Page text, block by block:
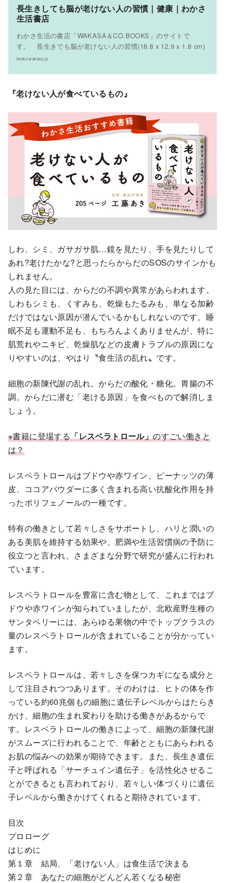
長生きしても脳が老けない人の習慣｜健康｜わかさ
生活書店
わかさ生活の書店「WAKASA＆CO.BOOKS」のサイトで
す。 長生きでも脳が老けない人の習慣(18.8 x 12.9 x 1.8 cm)
books.wakasa.jp
『老けない人が食べているもの』
しわ、シミ、ガサガサ肌…鏡を見たり、手を見たりして
あれ?老けたかな?と思ったらからだのSOSのサインかも
しれません。
人の見た目には、からだの不調や異常があらわれます。
しわもシミも、くすみも、乾燥もたるみも、単なる加齢
だけではない原因が潜んでいるかもしれないのです。睡
眠不足も運動不足も、もちろんよくありませんが、特に
肌荒れやニキビ、乾燥肌などの皮膚トラブルの原因にな
りやすいのは、やはり〝食生活の乱れ〟です。
細胞の新陳代謝の乱れ。からだの酸化・糖化。胃腸の不
調。からだに潜む「老ける原因」を食べもので解消しま
しょう。
※書籍に登場する 「レスベラトロール」のすごい働きと
は？
レスベラトロールはブドウや赤ワイン、ピーナッツの薄
皮、ココアパウダーに多く含まれる高い抗酸化作用を持
ったポリフェノールの一種です。
特有の働きとして若々しさをサポートし、ハリと潤いの
ある美肌を維持する効果や、肥満や生活習慣病の予防に
役立つと言われ、さまざまな分野で研究が盛んに行われ
ています。
レスベラトロールを豊富に含む物として、これまではブ
ドウや赤ワインが知られていましたが、北欧産野生種の
サンタベリーには、あらゆる果物の中でトップクラスの
量のレスベラトロールが含まれていることが分かってい
ます。
レスベラトロールは、若々しさを保つカギになる成分と
して注目されつつあります。そのわけは、ヒトの体を作
っている約60兆個もの細胞に遺伝子レベルからはたらき
かけ、細胞の生まれ変わりを助ける働きがあるからで
す。レスベラトロールの働きによって、細胞の新陳代謝
がスムーズに行われることで、年齢とともにあらわれる
お肌の悩みへの効果が期待できます。また、長生き遺伝
子と呼ばれる「サーチュイン遺伝子」を活性化させるこ
とができるとも言われており、若々しい体づくりに遺伝
子レベルから働きかけてくれると期待されています。
目次
プロローグ
はじめに
第１章 結局、「老けない人」は食生活で決まる
第２章 あなたの細胞がどんどん若くなる秘密